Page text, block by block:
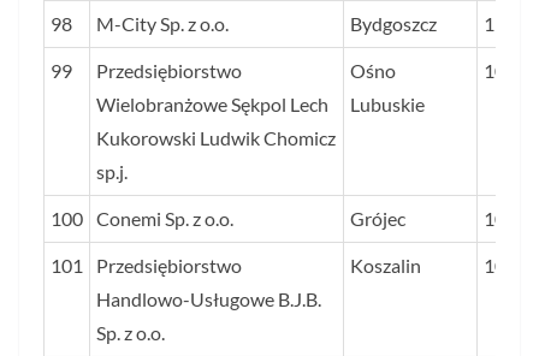
98 M-City Sp. z o.o. Bydgoszcz 11
99
Przedsiębiorstwo
Wielobranżowe Sękpol Lech
Kukorowski Ludwik Chomicz
sp.j.
Ośno
Lubuskie
10
100 Conemi Sp. z o.o. Grójec 10
101
Przedsiębiorstwo
Handlowo-Usługowe B.J.B.
Sp. z o.o.
Koszalin 10